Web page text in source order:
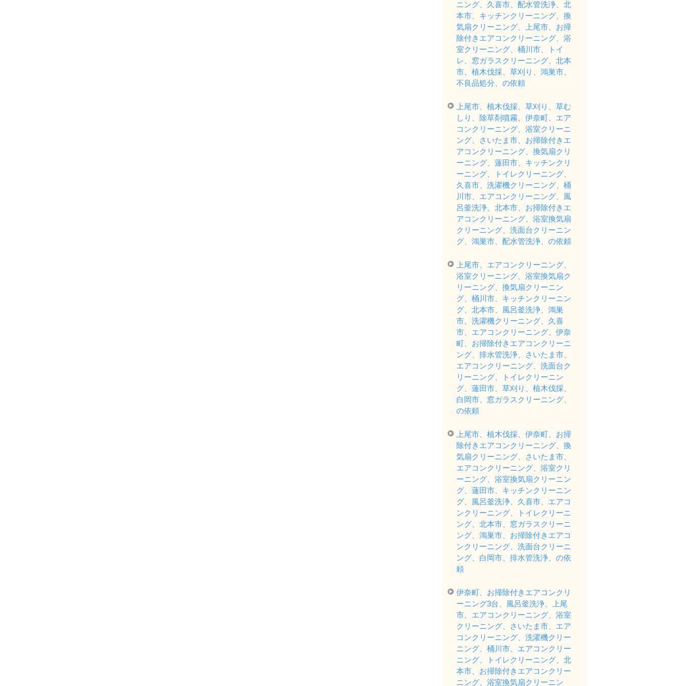
ニング、久喜市、配水管洗浄、北
本市、キッチンクリーニング、換
気扇クリーニング、上尾市、お掃
除付きエアコンクリーニング、浴
室クリーニング、桶川市、トイ
レ、窓ガラスクリーニング、北本
市、植木伐採、草刈り、鴻巣市、
不良品処分、の依頼
上尾市、植木伐採、草刈り、草む
しり、除草剤噴霧、伊奈町、エア
コンクリーニング、浴室クリーニ
ング、さいたま市、お掃除付きエ
アコンクリーニング、換気扇クリ
ーニング、蓮田市、キッチンクリ
ーニング、トイレクリーニング、
久喜市、洗濯機クリーニング、桶
川市、エアコンクリーニング、風
呂釜洗浄、北本市、お掃除付きエ
アコンクリーニング、浴室換気扇
クリーニング、洗面台クリーニン
グ、鴻巣市、配水管洗浄、の依頼
上尾市、エアコンクリーニング、
浴室クリーニング、浴室換気扇ク
リーニング、換気扇クリーニン
グ、桶川市、キッチンクリーニン
グ、北本市、風呂釜洗浄、鴻巣
市、洗濯機クリーニング、久喜
市、エアコンクリーニング、伊奈
町、お掃除付きエアコンクリーニ
ング、排水管洗浄、さいたま市、
エアコンクリーニング、洗面台ク
リーニング、トイレクリーニン
グ、蓮田市、草刈り、植木伐採、
白岡市、窓ガラスクリーニング、
の依頼
上尾市、植木伐採、伊奈町、お掃
除付きエアコンクリーニング、換
気扇クリーニング、さいたま市、
エアコンクリーニング、浴室クリ
ーニング、浴室換気扇クリーニン
グ、蓮田市、キッチンクリーニン
グ、風呂釜洗浄、久喜市、エアコ
ンクリーニング、トイレクリーニ
ング、北本市、窓ガラスクリーニ
ング、鴻巣市、お掃除付きエアコ
ンクリーニング、洗面台クリーニ
ング、白岡市、排水管洗浄、の依
頼
伊奈町、お掃除付きエアコンクリ
ーニング3台、風呂釜洗浄、上尾
市、エアコンクリーニング、浴室
クリーニング、さいたま市、エア
コンクリーニング、洗濯機クリー
ニング、桶川市、エアコンクリー
ニング、トイレクリーニング、北
本市、お掃除付きエアコンクリー
ニング、浴室換気扇クリーニン